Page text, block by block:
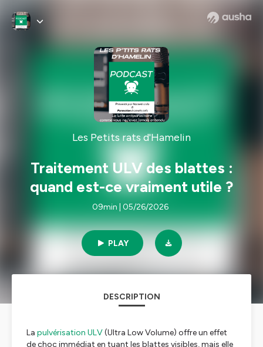
Les Petits rats d'Hamelin
Traitement ULV des blattes :
quand est-ce vraiment utile ?
09min | 05/26/2026
PLAY
DESCRIPTION
La pulvérisation ULV(Ultra Low Volume) offre un effet
de choc immédiat en tuant les blattes visibles, mais elle